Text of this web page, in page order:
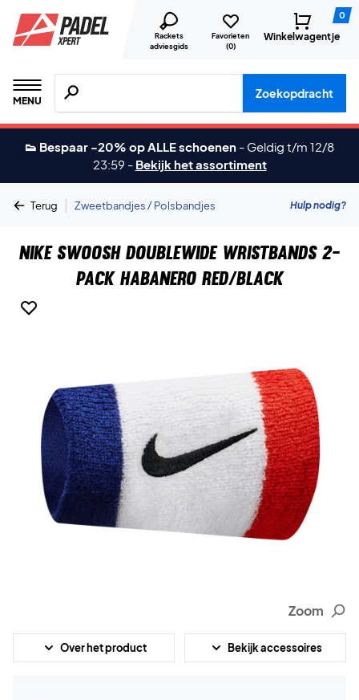
Rackets
adviesgids
Favorieten
(0)
0
Winkelwagentje
MENU
Zoeken naar producten, merken etc.
Zoekopdracht
👟 Bespaar -20% op ALLE schoenen - Geldig t/m 12/8
23:59 - Bekijk het assortiment
Terug | Zweetbandjes / Polsbandjes Hulp nodig?
Nike Swoosh Doublewide Wristbands 2-
Pack Habanero Red/Black
Zoom
Over het product Bekijk accessoires